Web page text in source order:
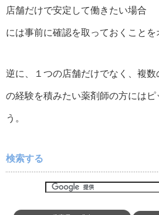
店舗だけで安定して働きたい場合
には事前に確認を取っておくことを
逆に、１つの店舗だけでなく、複
の経験を積みたい薬剤師の方にはピ
う。
検索する